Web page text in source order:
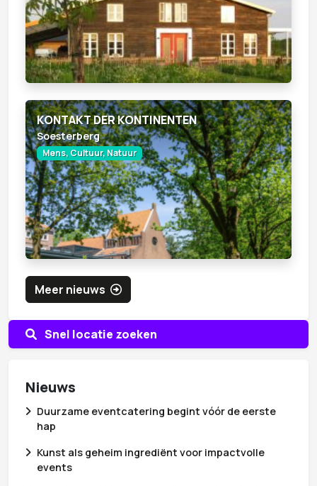
Snel locatie zoeken
Nieuws
Duurzame eventcatering begint vóór de eerste
hap
Kunst als geheim ingrediënt voor impactvolle
events
KONTAKT DER KONTINENTEN
Soesterberg
Mens, Cultuur, Natuur
Meer nieuws